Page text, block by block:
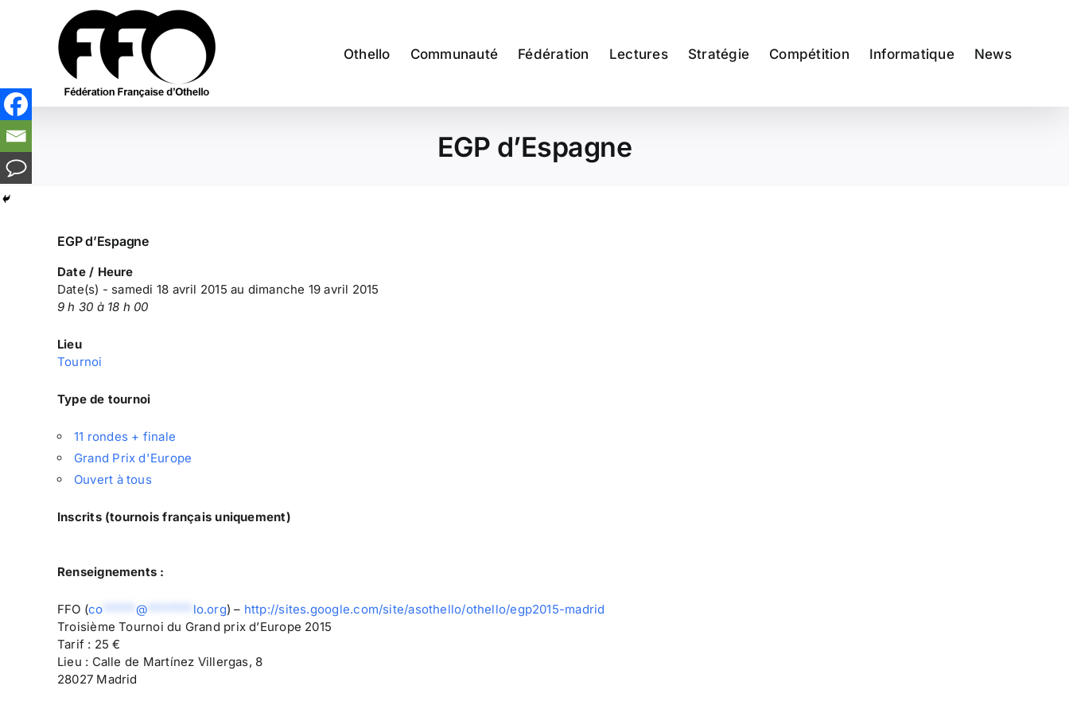
Othello Communauté Fédération Lectures Stratégie Compétition Informatique News
EGP d’Espagne
EGP d’Espagne
Date / Heure
Date(s) - samedi 18 avril 2015 au dimanche 19 avril 2015
9 h 30 à 18 h 00
Lieu
Tournoi
Type de tournoi
11 rondes + finale
Grand Prix d'Europe
Ouvert à tous
Inscrits (tournois français uniquement)
Renseignements :
FFO (co @******* lo.org) – http://sites.google.com/site/asothello/othello/egp2015-madrid
Troisième Tournoi du Grand prix d’Europe 2015
Tarif : 25 €
Lieu : Calle de Martínez Villergas, 8
28027 Madrid